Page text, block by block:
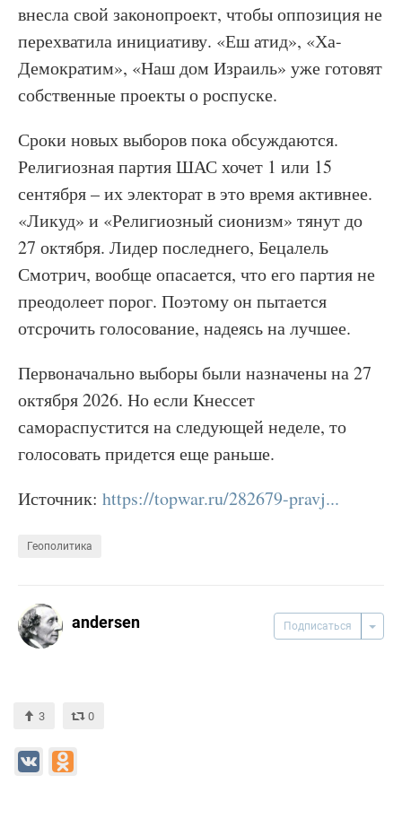
внесла свой законопроект, чтобы оппозиция не
перехватила инициативу. «Еш атид», «Ха-
Демократим», «Наш дом Израиль» уже готовят
собственные проекты о роспуске.
Сроки новых выборов пока обсуждаются.
Религиозная партия ШАС хочет 1 или 15
сентября – их электорат в это время активнее.
«Ликуд» и «Религиозный сионизм» тянут до
27 октября. Лидер последнего, Бецалель
Смотрич, вообще опасается, что его партия не
преодолеет порог. Поэтому он пытается
отсрочить голосование, надеясь на лучшее.
Первоначально выборы были назначены на 27
октября 2026. Но если Кнессет
самораспустится на следующей неделе, то
голосовать придется еще раньше.
Источник: https://topwar.ru/282679-pravj...
Геополитика
Подписаться
andersen
3 0